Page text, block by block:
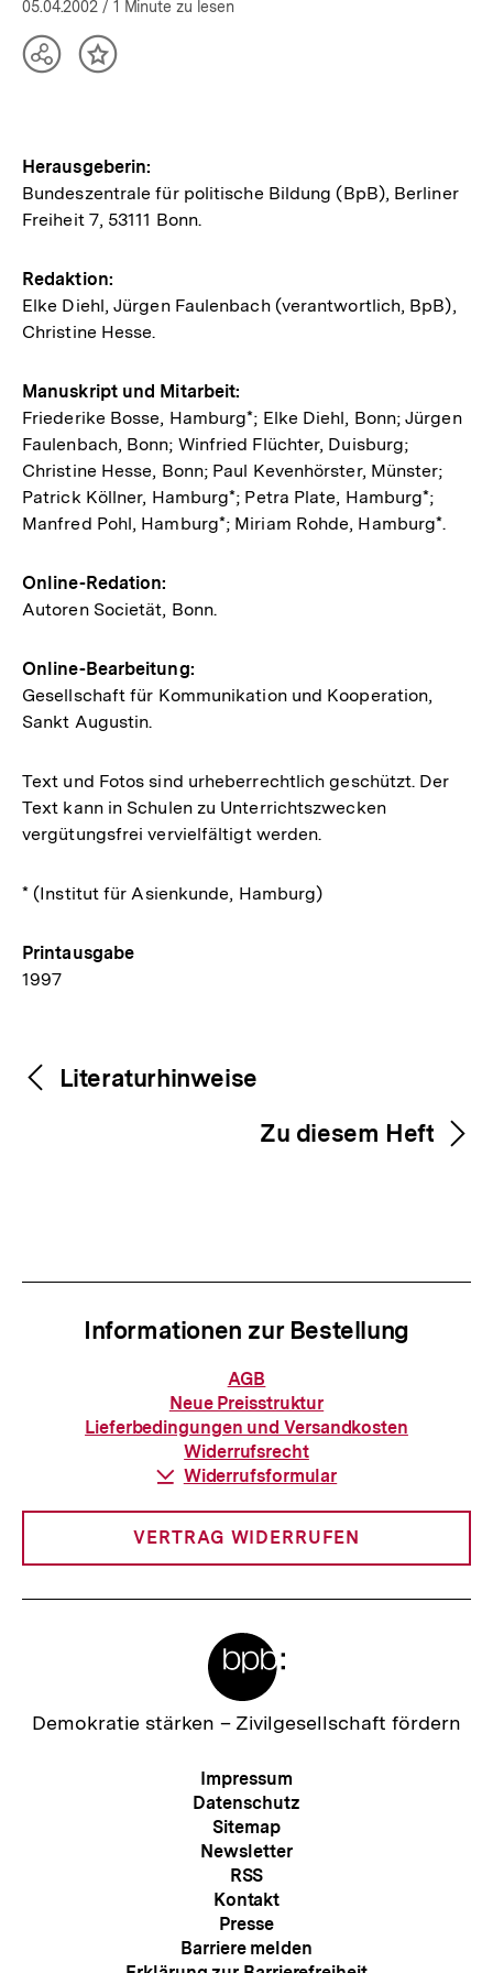
05.04.2002 / 1 Minute zu lesen
TeilenInhalt
Herausgeberin:
Bundeszentrale für politische Bildung (BpB), Berliner
Freiheit 7, 53111 Bonn.
Redaktion:
Elke Diehl, Jürgen Faulenbach (verantwortlich, BpB),
Christine Hesse.
Manuskript und Mitarbeit:
Friederike Bosse, Hamburg*; Elke Diehl, Bonn; Jürgen
Faulenbach, Bonn; Winfried Flüchter, Duisburg;
Christine Hesse, Bonn; Paul Kevenhörster, Münster;
Patrick Köllner, Hamburg*; Petra Plate, Hamburg*;
Manfred Pohl, Hamburg*; Miriam Rohde, Hamburg*.
Online-Redation:
Autoren Societät, Bonn.
Online-Bearbeitung:
Gesellschaft für Kommunikation und Kooperation,
Sankt Augustin.
Text und Fotos sind urheberrechtlich geschützt. Der
Text kann in Schulen zu Unterrichtszwecken
vergütungsfrei vervielfältigt werden.
* (Institut für Asienkunde, Hamburg)
Printausgabe
1997
Inhaltsnavigation
Inhaltsnavigation
Literaturhinweise
Zu diesem Heft
Informationen zur Bestellung
Informationen
zur
Bestellung
AGB
Neue Preisstruktur
Lieferbedingungen und Versandkosten
Widerrufsrecht
Download-
Widerrufsformular
VERTRAG WIDERRUFEN
Zur
Demokratie stärken – Zivilgesellschaft fördern
Meta-
Navigation
Impressum
Datenschutz
Sitemap
Newsletter
RSS
Kontakt
Presse
Barriere melden